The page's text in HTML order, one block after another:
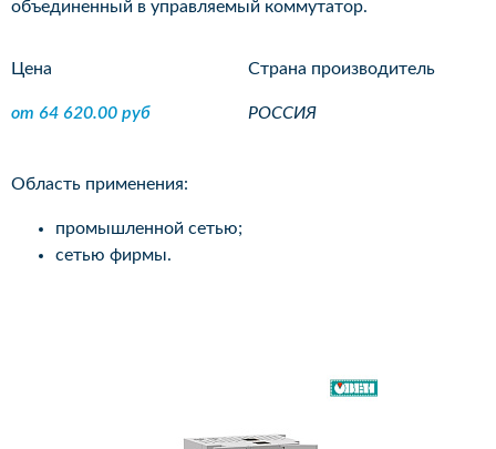
объединенный в управляемый коммутатор.
Цена
от 64 620.00 руб
Страна производитель
РОССИЯ
Область применения:
промышленной сетью;
сетью фирмы.